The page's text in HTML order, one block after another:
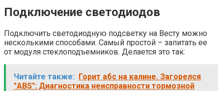
Подключение светодиодов
Подключить светодиодную подсветку на Весту можно
несколькими способами. Самый простой – запитать ее
от модуля стеклоподъемников. Делается это так:
Читайте также: Горит абс на калине. Загорелся
"ABS": Диагностика неисправности тормозной